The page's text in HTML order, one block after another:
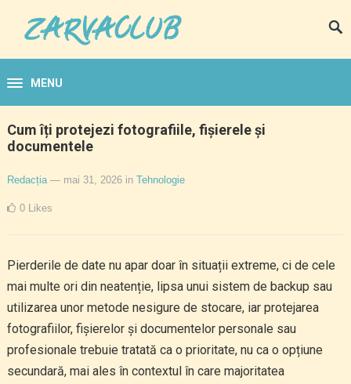
MENU
Cum îți protejezi fotografiile, fișierele și
documentele
Redacția — mai 31, 2026 in Tehnologie
0 Likes
Pierderile de date nu apar doar în situații extreme, ci de cele
mai multe ori din neatenție, lipsa unui sistem de backup sau
utilizarea unor metode nesigure de stocare, iar protejarea
fotografiilor, fișierelor și documentelor personale sau
profesionale trebuie tratată ca o prioritate, nu ca o opțiune
secundară, mai ales în contextul în care majoritatea